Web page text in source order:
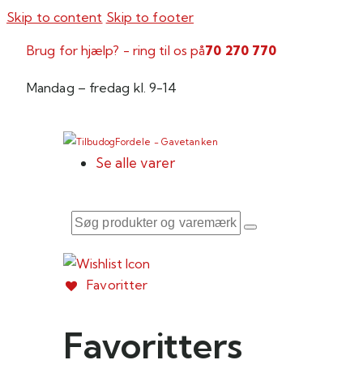
Skip to content Skip to footer
Brug for hjælp? - ring til os på70 270 770
Mandag – fredag kl. 9-14
Se alle varer
Favoritter
Favoritters